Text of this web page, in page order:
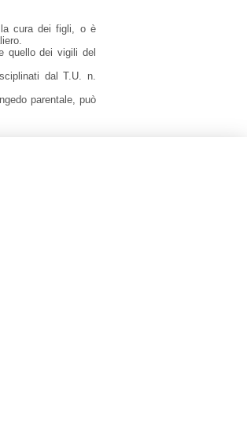
la cura dei figli, o è
quello dei vigili del
dal T.U. n.
parentale, può
al 12° anno di vita
determinati
sola volta, in luogo
a tempo pieno in
per informazioni,
dei congedi di